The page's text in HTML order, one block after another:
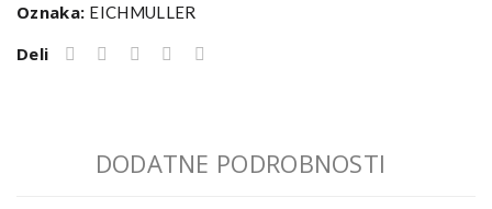
Oznaka: EICHMULLER
Deli
DODATNE PODROBNOSTI